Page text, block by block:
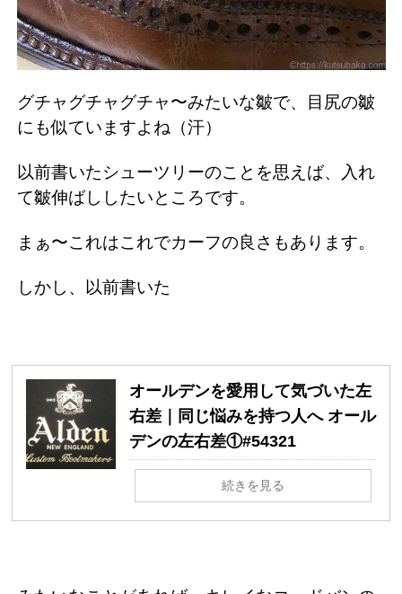
グチャグチャグチャ〜みたいな皺で、目尻の皺
にも似ていますよね（汗）
以前書いたシューツリーのことを思えば、入れ
て皺伸ばししたいところです。
まぁ〜これはこれでカーフの良さもあります。
しかし、以前書いた
オールデンを愛用して気づいた左
右差｜同じ悩みを持つ人へ オール
デンの左右差①#54321
続きを見る